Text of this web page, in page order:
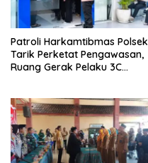
Patroli Harkamtibmas Polsek
Tarik Perketat Pengawasan,
Ruang Gerak Pelaku 3C